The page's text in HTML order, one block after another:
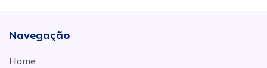
Navegação
Home